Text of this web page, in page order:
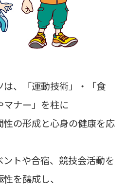
、「運動技術」・「食
ナー」を柱に
性の形成と心身の健康を応
トや合宿、競技会活動を
を醸成し、